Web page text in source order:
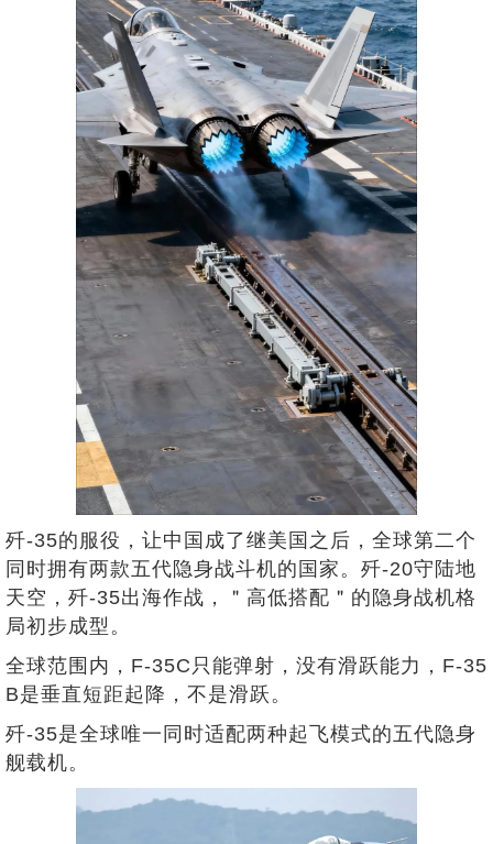
歼-35的服役，让中国成了继美国之后，全球第二个
同时拥有两款五代隐身战斗机的国家。歼-20守陆地
天空，歼-35出海作战，＂高低搭配＂的隐身战机格
局初步成型。
全球范围内，F-35C只能弹射，没有滑跃能力，F-35
B是垂直短距起降，不是滑跃。
歼-35是全球唯一同时适配两种起飞模式的五代隐身
舰载机。